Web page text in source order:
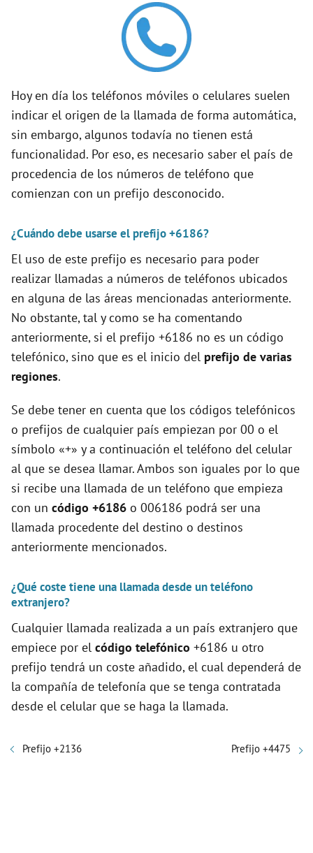
e
o
Hoy en día los teléfonos móviles o celulares suelen
indicar el origen de la llamada de forma automática,
sin embargo, algunos todavía no tienen está
funcionalidad. Por eso, es necesario saber el país de
procedencia de los números de teléfono que
comienzan con un prefijo desconocido.
¿Cuándo debe usarse el prefijo +6186?
El uso de este prefijo es necesario para poder
realizar llamadas a números de teléfonos ubicados
en alguna de las áreas mencionadas anteriormente.
No obstante, tal y como se ha comentando
anteriormente, si el prefijo +6186 no es un código
telefónico, sino que es el inicio del prefijo de varias
regiones.
Se debe tener en cuenta que los códigos telefónicos
o prefijos de cualquier país empiezan por 00 o el
símbolo «+» y a continuación el teléfono del celular
al que se desea llamar. Ambos son iguales por lo que
si recibe una llamada de un teléfono que empieza
con un código +6186 o 006186 podrá ser una
llamada procedente del destino o destinos
anteriormente mencionados.
¿Qué coste tiene una llamada desde un teléfono
extranjero?
Cualquier llamada realizada a un país extranjero que
empiece por el código telefónico +6186 u otro
prefijo tendrá un coste añadido, el cual dependerá de
la compañía de telefonía que se tenga contratada
desde el celular que se haga la llamada.
Prefijo +2136 Prefijo +4475